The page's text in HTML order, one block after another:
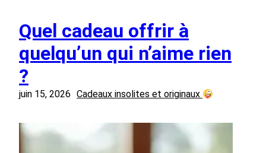
Quel cadeau offrir à
quelqu’un qui n’aime rien
?
juin 15, 2026 Cadeaux insolites et originaux